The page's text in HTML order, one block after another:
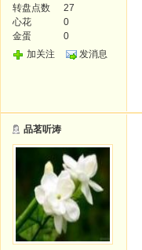
转盘点数
27
心花
0
金蛋
0
加关注
发消息
品茗听涛